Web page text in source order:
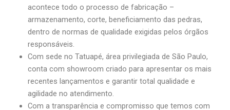
acontece todo o processo de fabricação –
armazenamento, corte, beneficiamento das pedras,
dentro de normas de qualidade exigidas pelos órgãos
responsáveis.
Com sede no Tatuapé, área privilegiada de São Paulo,
conta com showroom criado para apresentar os mais
recentes lançamentos e garantir total qualidade e
agilidade no atendimento.
Com a transparência e compromisso que temos com